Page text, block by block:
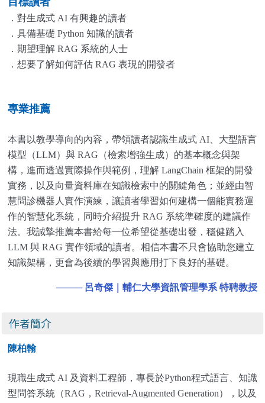
．對生成式 AI 有興趣的讀者
．具備基礎 Python 知識的讀者
．期望理解 RAG 系統的人士
．想要了解如何評估 RAG 表現的開發者
專業推薦
本書以教學導向的內容，帶領讀者認識生成式 AI、大型語言
模型（LLM）與 RAG（檢索增強生成）的基本概念與架
構，進而透過實際操作與範例，理解 LangChain 框架的開發
實務，以及向量資料庫在知識檢索中的關鍵角色；並經由智
慧問診機器人實作演練，讓讀者學習如何建構一個能實務運
作的智慧化系統，同時介紹提升 RAG 系統準確度的建議作
法。我誠摯推薦本書給每一位希望從基礎出發，穩健踏入
LLM 與 RAG 實作領域的讀者。相信本書不只會協助您建立
知識架構，更會為後續的學習與應用打下良好的基礎。
──── 呂奇傑｜輔仁大學資訊管理學系 特聘教授
作者簡介
陳柏翰
現職生成式 AI 及資料工程師，專長於Python程式語言、知識
型問答系統（RAG，Retrieval-Augmented Generation），以及